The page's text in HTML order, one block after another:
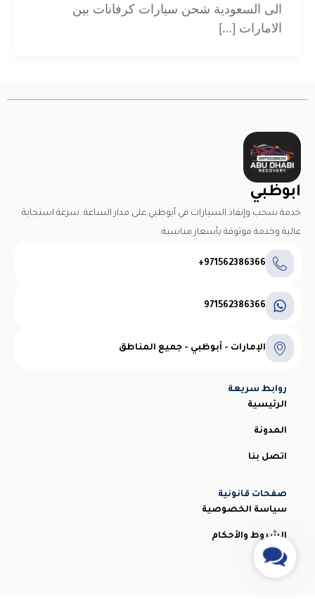
الى السعودية شحن سيارات كرفانات بين
الامارات […]
ابوظبي
خدمة سحب وإنقاذ السيارات في أبوظبي على مدار الساعة. سرعة استجابة
عالية وخدمة موثوقة بأسعار مناسبة.
971562386366+
971562386366
الإمارات - أبوظبي - جميع المناطق
روابط سريعة
الرئيسية
المدونة
اتصل بنا
صفحات قانونية
سياسة الخصوصية
الشروط والأحكام
Contact
Us